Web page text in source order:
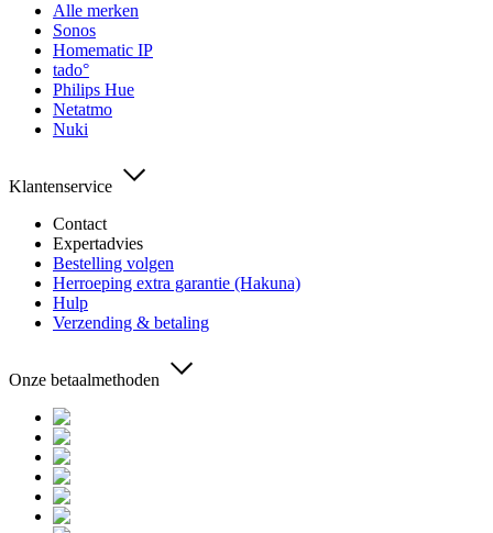
Alle merken
Sonos
Homematic IP
tado°
Philips Hue
Netatmo
Nuki
Klantenservice
Contact
Expertadvies
Bestelling volgen
Herroeping extra garantie (Hakuna)
Hulp
Verzending & betaling
Onze betaalmethoden